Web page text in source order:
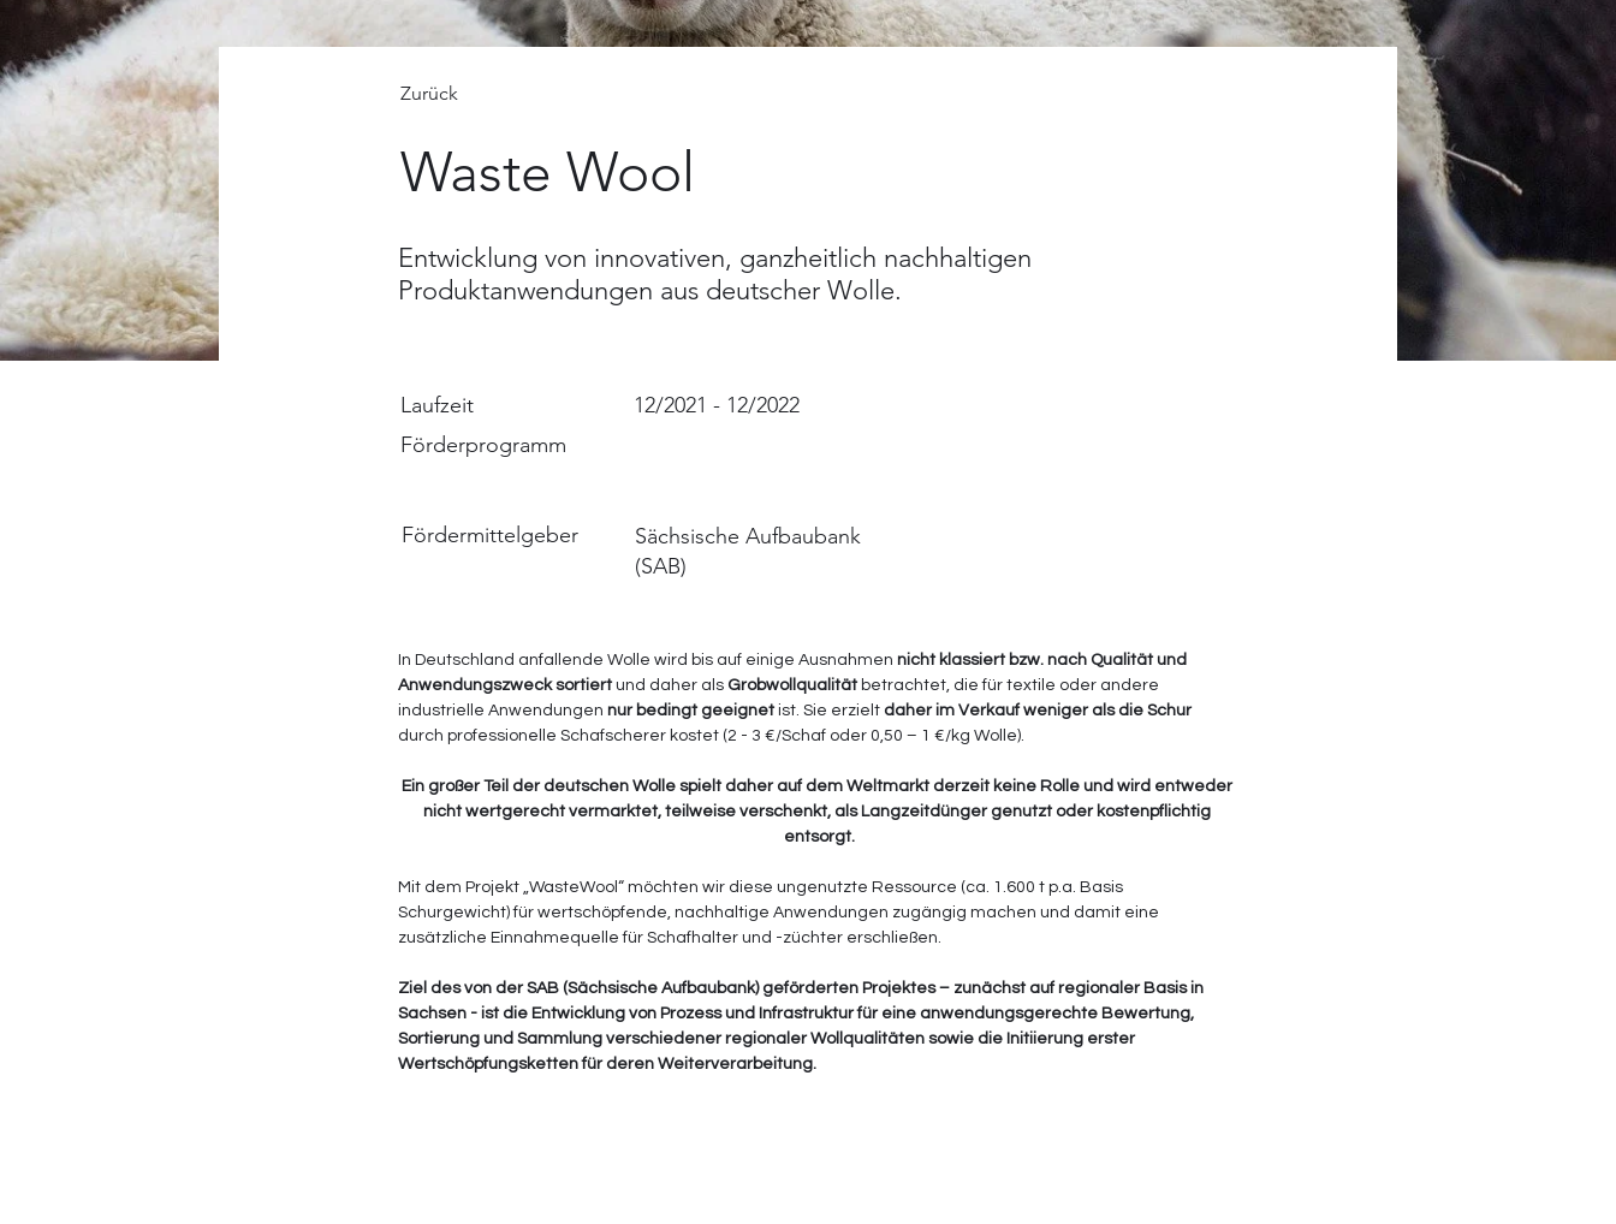
Zurück
Waste Wool
Entwicklung von innovativen, ganzheitlich nachhaltigen
Produktanwendungen aus deutscher Wolle.
Laufzeit
Förderprogramm
12/2021 - 12/2022
Fördermittelgeber
Sächsische Aufbaubank
(SAB)
In Deutschland anfallende Wolle wird bis auf einige Ausnahmen nicht klassiert bzw. nach Qualität und
Anwendungszweck sortiert und daher als Grobwollqualität betrachtet, die für textile oder andere
industrielle Anwendungen nur bedingt geeignet ist. Sie erzielt daher im Verkauf weniger als die Schur
durch professionelle Schafscherer kostet (2 - 3 €/Schaf oder 0,50 – 1 €/kg Wolle).
Ein großer Teil der deutschen Wolle spielt daher auf dem Weltmarkt derzeit keine Rolle und wird entweder
nicht wertgerecht vermarktet, teilweise verschenkt, als Langzeitdünger genutzt oder kostenpflichtig
entsorgt.
Mit dem Projekt „WasteWool“ möchten wir diese ungenutzte Ressource (ca. 1.600 t p.a. Basis
Schurgewicht) für wertschöpfende, nachhaltige Anwendungen zugängig machen und damit eine
zusätzliche Einnahmequelle für Schafhalter und -züchter erschließen.
Ziel des von der SAB (Sächsische Aufbaubank) geförderten Projektes – zunächst auf regionaler Basis in
Sachsen - ist die Entwicklung von Prozess und Infrastruktur für eine anwendungsgerechte Bewertung,
Sortierung und Sammlung verschiedener regionaler Wollqualitäten sowie die Initiierung erster
Wertschöpfungsketten für deren Weiterverarbeitung.